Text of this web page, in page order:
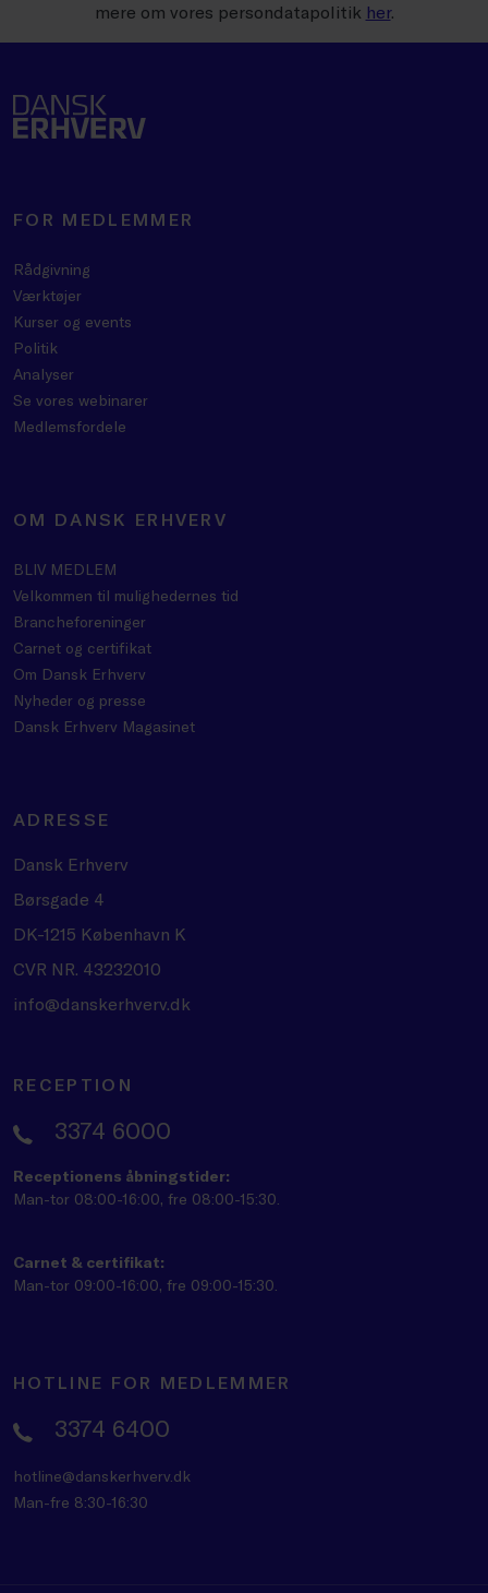
mere om vores persondatapolitik her.
FOR MEDLEMMER
Rådgivning
Værktøjer
Kurser og events
Politik
Analyser
Se vores webinarer
Medlemsfordele
OM DANSK ERHVERV
BLIV MEDLEM
Velkommen til mulighedernes tid
Brancheforeninger
Carnet og certifikat
Om Dansk Erhverv
Nyheder og presse
Dansk Erhverv Magasinet
ADRESSE
Dansk Erhverv
Børsgade 4
DK-1215 København K
CVR NR. 43232010
info@danskerhverv.dk
RECEPTION
3374 6000
Receptionens åbningstider:
Man-tor 08:00-16:00, fre 08:00-15:30.
Carnet & certifikat:
Man-tor 09:00-16:00, fre 09:00-15:30.
HOTLINE FOR MEDLEMMER
3374 6400
hotline@danskerhverv.dk
Man-fre 8:30-16:30